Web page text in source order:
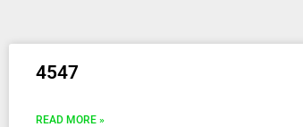
4547
READ MORE »